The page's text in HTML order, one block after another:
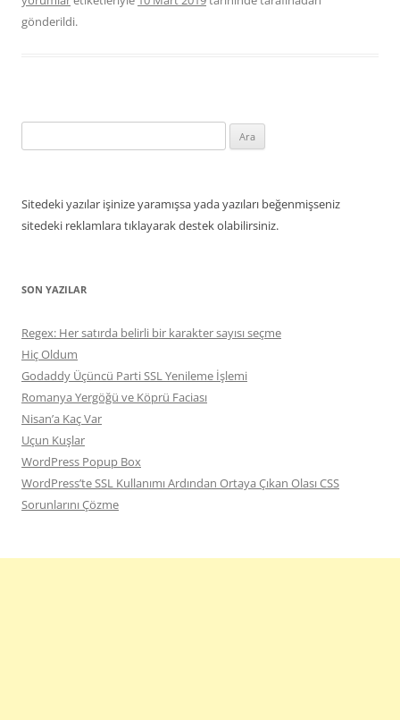
gönderildi.
Sitedeki yazılar işinize yaramışsa yada yazıları beğenmişseniz
sitedeki reklamlara tıklayarak destek olabilirsiniz.
SON YAZILAR
Regex: Her satırda belirli bir karakter sayısı seçme
Hiç Oldum
Godaddy Üçüncü Parti SSL Yenileme İşlemi
Romanya Yergöğü ve Köprü Faciası
Nisan’a Kaç Var
Uçun Kuşlar
WordPress Popup Box
WordPress’te SSL Kullanımı Ardından Ortaya Çıkan Olası CSS
Sorunlarını Çözme